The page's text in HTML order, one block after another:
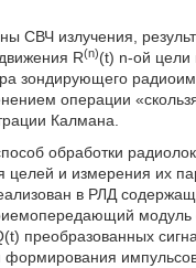
СВЧ излучения,
R(n)(t) n-ой цели
зондирующего
операции
Калмана.
обработки
целей и измерения их
в РЛД
модуль
преобразованных
формирования